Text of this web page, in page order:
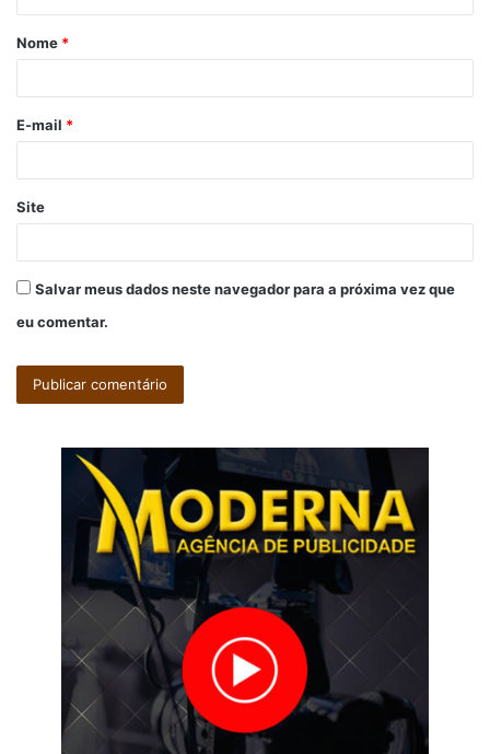
á
r
*
Nome *
E-mail *
Site
Salvar meus dados neste navegador para a próxima vez que
eu comentar.